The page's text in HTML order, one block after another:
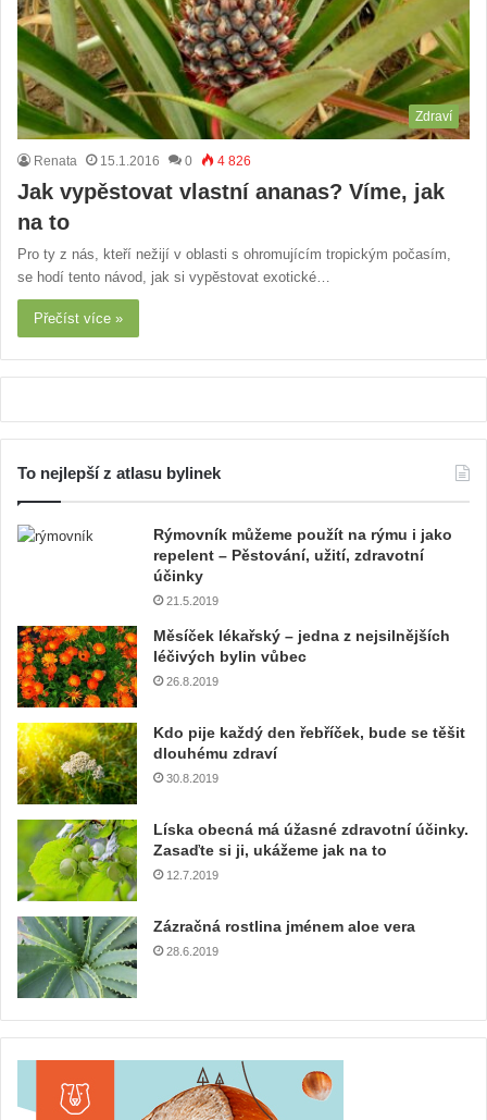
Zdraví
Renata 15.1.2016 0 4 826
Jak vypěstovat vlastní ananas? Víme, jak
na to
Pro ty z nás, kteří nežijí v oblasti s ohromujícím tropickým počasím,
se hodí tento návod, jak si vypěstovat exotické…
Přečíst více »
To nejlepší z atlasu bylinek
Rýmovník můžeme použít na rýmu i jako
repelent – Pěstování, užití, zdravotní
účinky
21.5.2019
Měsíček lékařský – jedna z nejsilnějších
léčivých bylin vůbec
26.8.2019
Kdo pije každý den řebříček, bude se těšit
dlouhému zdraví
30.8.2019
Líska obecná má úžasné zdravotní účinky.
Zasaďte si ji, ukážeme jak na to
12.7.2019
Zázračná rostlina jménem aloe vera
28.6.2019